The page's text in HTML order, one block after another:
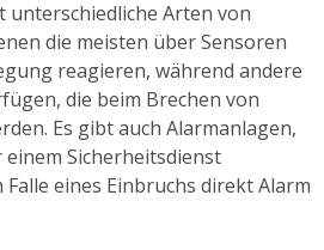
unterschiedliche Arten von
die meisten über Sensoren
reagieren, während andere
die beim Brechen von
Es gibt auch Alarmanlagen,
Sicherheitsdienst
eines Einbruchs direkt Alarm